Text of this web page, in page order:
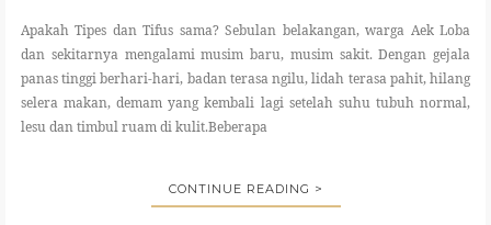
Apakah Tipes dan Tifus sama? Sebulan belakangan, warga Aek Loba
dan sekitarnya mengalami musim baru, musim sakit. Dengan gejala
panas tinggi berhari-hari, badan terasa ngilu, lidah terasa pahit, hilang
selera makan, demam yang kembali lagi setelah suhu tubuh normal,
lesu dan timbul ruam di kulit.Beberapa
CONTINUE READING >